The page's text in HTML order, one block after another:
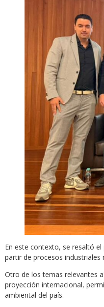
En este contexto, se resaltó
partir de procesos industriales
Otro de los temas relevantes
proyección internacional,
ambiental del país.